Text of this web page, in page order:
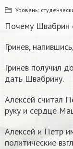
Уровень:
Почему Швабрин
Гринев,
Гринев получил
дать Швабрину.
Алексей считал
руку и сердце
Алексей и Петр
политические